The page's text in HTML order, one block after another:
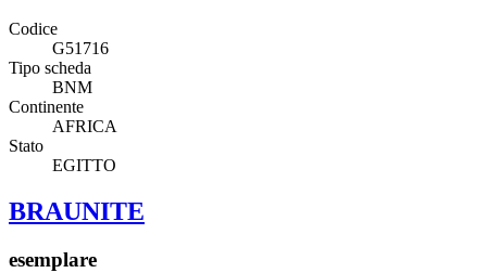
Codice
G51716
Tipo scheda
BNM
Continente
AFRICA
Stato
EGITTO
BRAUNITE
esemplare